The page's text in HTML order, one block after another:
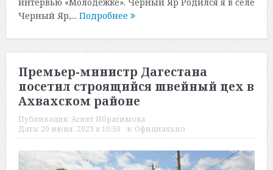
Черный Яр,... Подробнее
Премьер-министр Дагестана
посетил строящийся швейный цех в
Ахвахском районе
Публикация: Асият Ибрагимова
Дата: 20 июня, 2023 в 10:50 в: Официально